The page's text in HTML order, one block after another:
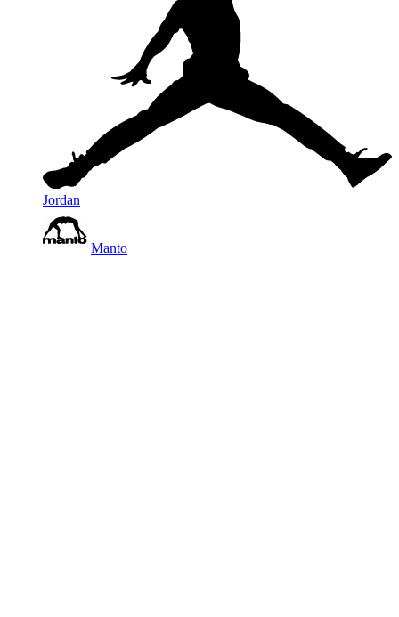
Jordan
Manto